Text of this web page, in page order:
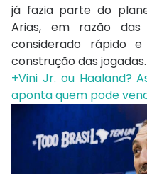
já fazia parte do
Arias, em razão
considerado rápido
construção das jogadas.
+Vini Jr. ou Haaland?
aponta quem pode